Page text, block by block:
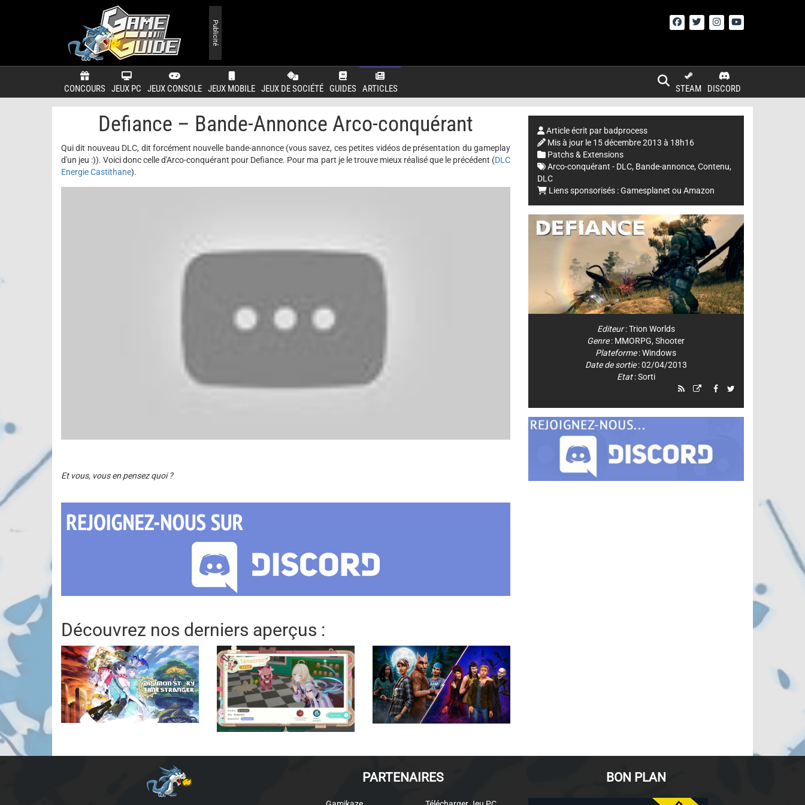
CONCOURS JEUX PC JEUX CONSOLE JEUX MOBILE JEUX DE SOCIÉTÉ GUIDES ARTICLES DISCORD
STEAM
Publicité
Defiance – Bande-Annonce Arco-conquérant
Qui dit nouveau DLC, dit forcément nouvelle bande-annonce (vous savez, ces petites vidéos de présentation du gameplay
d'un jeu :)). Voici donc celle d'Arco-conquérant pour Defiance. Pour ma part je le trouve mieux réalisé que le précédent (DLC
Energie Castithane).
Et vous, vous en pensez quoi ?
Découvrez nos derniers aperçus :
Article écrit par badprocess
Mis à jour le 15 décembre 2013 à 18h16
Patchs & Extensions
Arco-conquérant - DLC, Bande-annonce, Contenu,
DLC
Liens sponsorisés :Gamesplanet ou Amazon
Editeur:Trion Worlds
Genre: MMORPG,Shooter
Plateforme:Windows
Date de sortie: 02/04/2013
Etat: Sorti
PARTENAIRES BON PLAN